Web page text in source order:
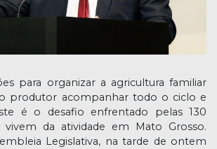
para organizar a agricultura familiar
produtor acompanhar todo o ciclo e
é o desafio enfrentado pelas 130
da atividade em Mato Grosso.
Legislativa, na tarde de ontem